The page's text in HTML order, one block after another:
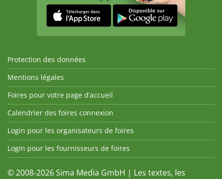
Protection des données
Mentions légales
Foires pour votre page d’accueil
Calendrier des foires connexion
Login pour les organisateurs de foires
Login pour les fournisseurs de foires
© 2008-2026 Sima Media GmbH | Les textes, les